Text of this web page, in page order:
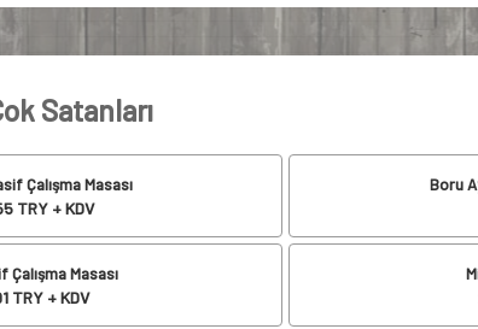
Satanları
Çalışma Masası
TRY + KDV
Boru
Çalışma Masası
TRY + KDV